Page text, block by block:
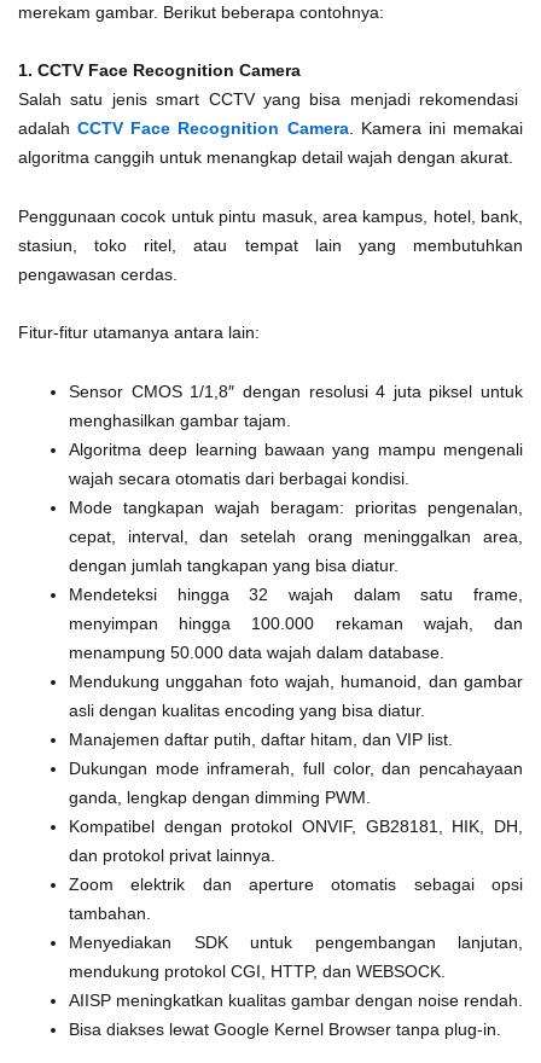
merekam gambar. Berikut beberapa contohnya:
1. CCTV Face Recognition Camera
Salah satu jenis smart CCTV yang bisa menjadi rekomendasi
adalahCCTV Face Recognition Camera. Kamera ini memakai
algoritma canggih untuk menangkap detail wajah dengan akurat.
Penggunaan cocok untuk pintu masuk, area kampus, hotel, bank,
stasiun, toko ritel, atau tempat lain yang membutuhkan
pengawasan cerdas.
Fitur-fitur utamanya antara lain:
Sensor CMOS 1/1,8″ dengan resolusi 4 juta piksel untuk
menghasilkan gambar tajam.
Algoritma deep learning bawaan yang mampu mengenali
wajah secara otomatis dari berbagai kondisi.
Mode tangkapan wajah beragam: prioritas pengenalan,
cepat, interval, dan setelah orang meninggalkan area,
dengan jumlah tangkapan yang bisa diatur.
Mendeteksi hingga 32 wajah dalam satu frame,
menyimpan hingga 100.000 rekaman wajah, dan
menampung 50.000 data wajah dalam database.
Mendukung unggahan foto wajah, humanoid, dan gambar
asli dengan kualitas encoding yang bisa diatur.
Manajemen daftar putih, daftar hitam, dan VIP list.
Dukungan mode inframerah, full color, dan pencahayaan
ganda, lengkap dengan dimming PWM.
Kompatibel dengan protokol ONVIF, GB28181, HIK, DH,
dan protokol privat lainnya.
Zoom elektrik dan aperture otomatis sebagai opsi
tambahan.
Menyediakan SDK untuk pengembangan lanjutan,
mendukung protokol CGI, HTTP, dan WEBSOCK.
AIISP meningkatkan kualitas gambar dengan noise rendah.
Bisa diakses lewat Google Kernel Browser tanpa plug-in.